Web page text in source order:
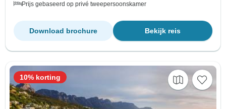
Prijs gebaseerd op privé tweepersoonskamer
Bekijk reis
Download brochure
10% korting